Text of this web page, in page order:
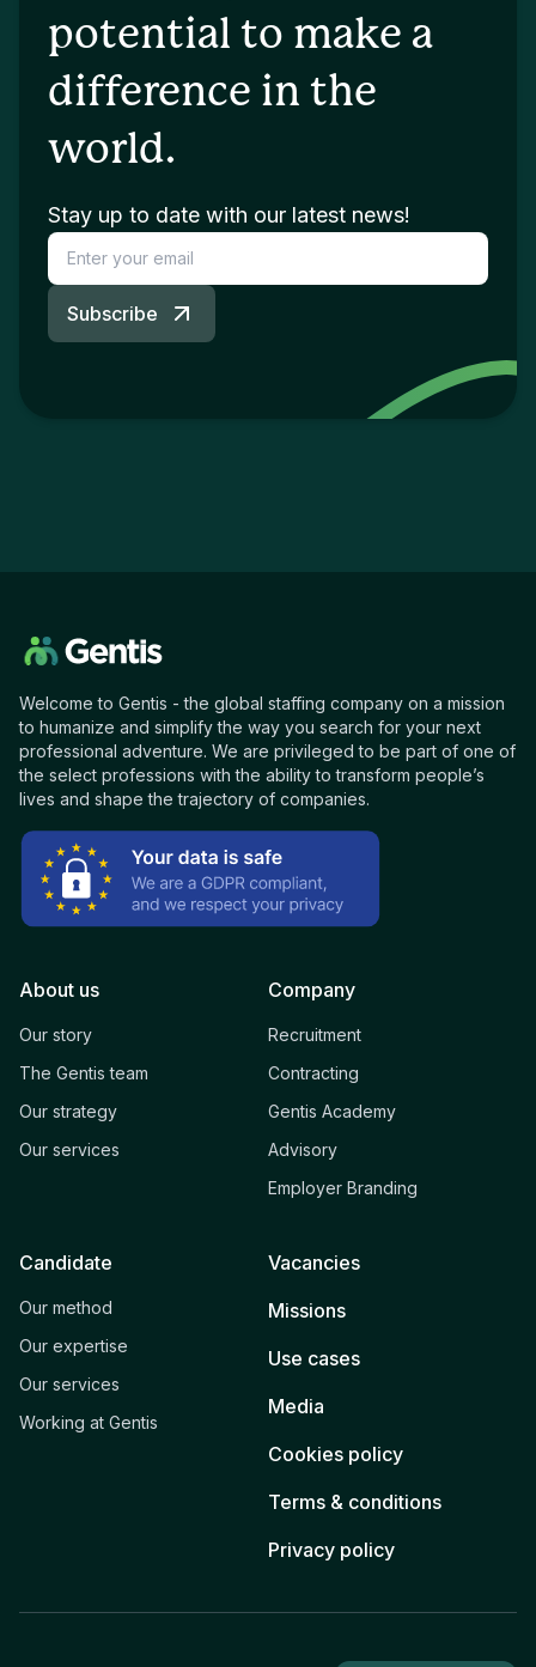
potential to make a
difference in the
world.
Stay up to date with our latest news!
Subscribe
Welcome to Gentis - the global staffing company on a mission
to humanize and simplify the way you search for your next
professional adventure. We are privileged to be part of one of
the select professions with the ability to transform people’s
lives and shape the trajectory of companies.
About us
Our story
The Gentis team
Our strategy
Our services
Company
Recruitment
Contracting
Gentis Academy
Advisory
Employer Branding
Candidate
Our method
Our expertise
Our services
Working at Gentis
Vacancies
Missions
Use cases
Media
Cookies policy
Terms & conditions
Privacy policy